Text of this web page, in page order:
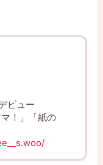
ビュー
！」「紙の